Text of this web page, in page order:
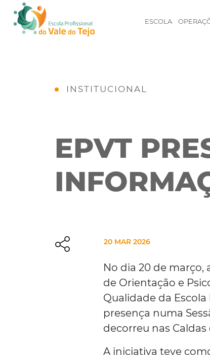
ESCOLA
INSTITUCIONAL
EPVT
20 MAR 2026
No dia 20 de março,
de Orientação e
Qualidade da
presença numa
decorreu nas Caldas
A iniciativa teve